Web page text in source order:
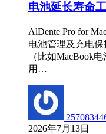
电池延长寿命
AlDente Pro for
电池管理及充电
（比如MacBook
用…
2026年7月13日